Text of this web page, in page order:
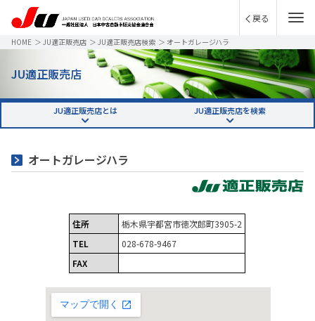
戻る
HOME ＞ JU適正販売店 ＞ JU適正販売店検索 ＞ オートガレージハラ
JU適正販売店
JU適正販売店とは JU適正販売店を検索
オートガレージハラ
住所
栃木県宇都宮市徳次郎町3905-2
TEL
028-678-9467
FAX